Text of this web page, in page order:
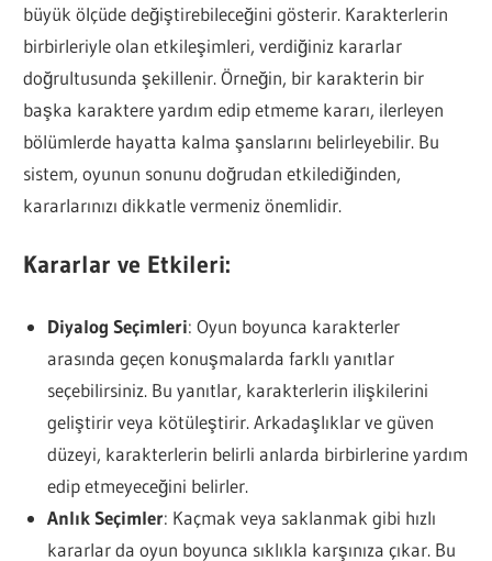
büyük ölçüde değiştirebileceğini gösterir. Karakterlerin
birbirleriyle olan etkileşimleri, verdiğiniz kararlar
doğrultusunda şekillenir. Örneğin, bir karakterin bir
başka karaktere yardım edip etmeme kararı, ilerleyen
bölümlerde hayatta kalma şanslarını belirleyebilir. Bu
sistem, oyunun sonunu doğrudan etkilediğinden,
kararlarınızı dikkatle vermeniz önemlidir.
Kararlar ve Etkileri:
Diyalog Seçimleri: Oyun boyunca karakterler
arasında geçen konuşmalarda farklı yanıtlar
seçebilirsiniz. Bu yanıtlar, karakterlerin ilişkilerini
geliştirir veya kötüleştirir. Arkadaşlıklar ve güven
düzeyi, karakterlerin belirli anlarda birbirlerine yardım
edip etmeyeceğini belirler.
Anlık Seçimler: Kaçmak veya saklanmak gibi hızlı
kararlar da oyun boyunca sıklıkla karşınıza çıkar. Bu